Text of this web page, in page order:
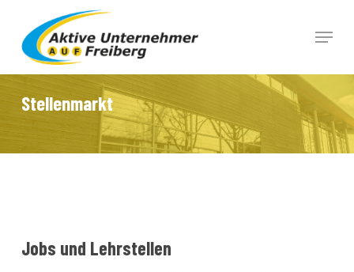
main
content
Menu
Stellenmarkt
Jobs und Lehrstellen